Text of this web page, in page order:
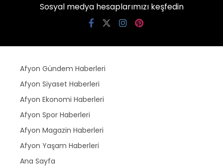
Sosyal medya hesaplarımızı keşfedin
Afyon Gündem Haberleri
Afyon Siyaset Haberleri
Afyon Ekonomi Haberleri
Afyon Spor Haberleri
Afyon Magazin Haberleri
Afyon Yaşam Haberleri
Ana Sayfa